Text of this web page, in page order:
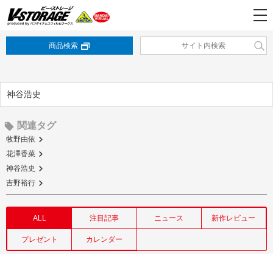
商品検索
神谷浩史
関連タグ
牧野由依
花澤香菜
神谷浩史
吉野裕行
ALL 注目記事 ニュース 新作レビュー
プレゼント カレンダー